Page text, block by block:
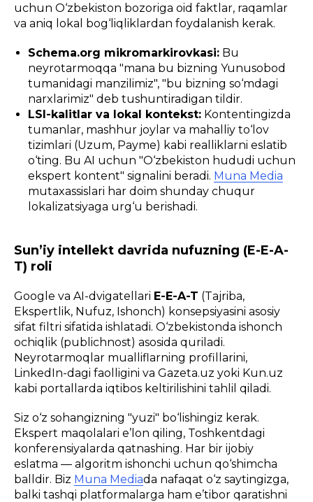
uchun O‘zbekiston bozoriga oid faktlar, raqamlar
va aniq lokal bog‘liqliklardan foydalanish kerak.
Schema.org mikromarkirovkasi: Bu
neyrotarmoqqa "mana bu bizning Yunusobod
tumanidagi manzilimiz", "bu bizning so‘mdagi
narxlarimiz" deb tushuntiradigan tildir.
LSI-kalitlar va lokal kontekst: Kontentingizda
tumanlar, mashhur joylar va mahalliy to‘lov
tizimlari (Uzum, Payme) kabi realliklarni eslatib
o‘ting. Bu AI uchun "O‘zbekiston hududi uchun
ekspert kontent" signalini beradi. Muna Media
mutaxassislari har doim shunday chuqur
lokalizatsiyaga urg‘u berishadi.
Sun’iy intellekt davrida nufuzning (E-E-A-
T) roli
Google va AI-dvigatellari E-E-A-T (Tajriba,
Ekspertlik, Nufuz, Ishonch) konsepsiyasini asosiy
sifat filtri sifatida ishlatadi. O‘zbekistonda ishonch
ochiqlik (publichnost) asosida quriladi.
Neyrotarmoqlar mualliflarning profillarini,
LinkedIn-dagi faolligini va Gazeta.uz yoki Kun.uz
kabi portallarda iqtibos keltirilishini tahlil qiladi.
Siz o‘z sohangizning "yuzi" bo‘lishingiz kerak.
Ekspert maqolalari e’lon qiling, Toshkentdagi
konferensiyalarda qatnashing. Har bir ijobiy
eslatma — algoritm ishonchi uchun qo‘shimcha
balldir. Biz Muna Mediada nafaqat o‘z saytingizga,
balki tashqi platformalarga ham e’tibor qaratishni